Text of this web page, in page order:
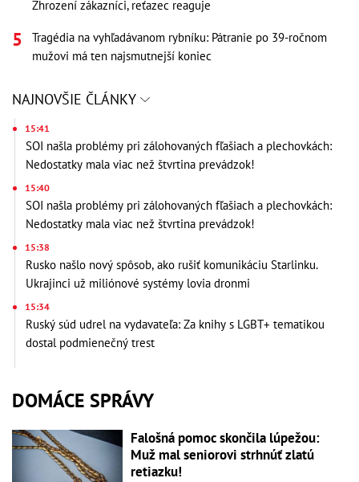
Zhrození zákazníci, reťazec reaguje
Tragédia na vyhľadávanom rybníku: Pátranie po 39-ročnom
mužovi má ten najsmutnejší koniec
NAJNOVŠIE ČLÁNKY
15:41
SOI našla problémy pri zálohovaných fľašiach a plechovkách:
Nedostatky mala viac než štvrtina prevádzok!
15:40
SOI našla problémy pri zálohovaných fľašiach a plechovkách:
Nedostatky mala viac než štvrtina prevádzok!
15:38
Rusko našlo nový spôsob, ako rušiť komunikáciu Starlinku.
Ukrajinci už miliónové systémy lovia dronmi
15:34
Ruský súd udrel na vydavateľa: Za knihy s LGBT+ tematikou
dostal podmienečný trest
DOMÁCE SPRÁVY
Falošná pomoc skončila lúpežou:
Muž mal seniorovi strhnúť zlatú
retiazku!